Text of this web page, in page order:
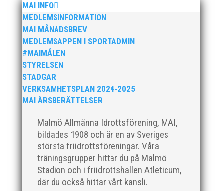
MAI INFO
MEDLEMSINFORMATION
MAI MÅNADSBREV
MEDLEMSAPPEN I SPORTADMIN
#MAIMÅLEN
STYRELSEN
STADGAR
VERKSAMHETSPLAN 2024-2025
MAI ÅRSBERÄTTELSER
Malmö Allmänna Idrottsförening, MAI,
bildades 1908 och är en av Sveriges
största friidrottsföreningar. Våra
träningsgrupper hittar du på Malmö
Stadion och i friidrottshallen Atleticum,
där du också hittar vårt kansli.
Många fina pers på helgens tävling!
Foto: Skånska Dagbladet/Norra Skåne Skånska
Dagbladet har intervjuat allas vår Hanna Katsler
Mölstad och Johan Färemo från MAI RUNNERS. Temat
fina dubbelreportage. Det ena publicerades i
Skånska Dagbladet måndagen...